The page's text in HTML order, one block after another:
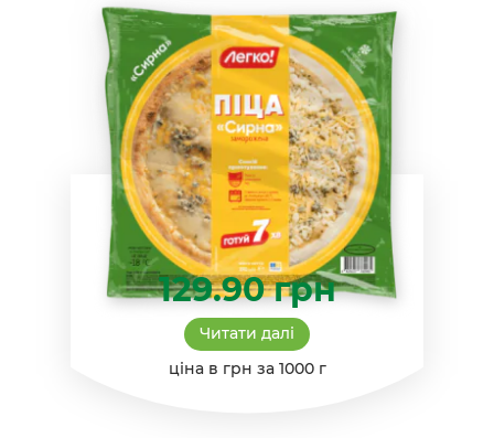
129.90грн
Читати далі
ціна в грн за 1000 г